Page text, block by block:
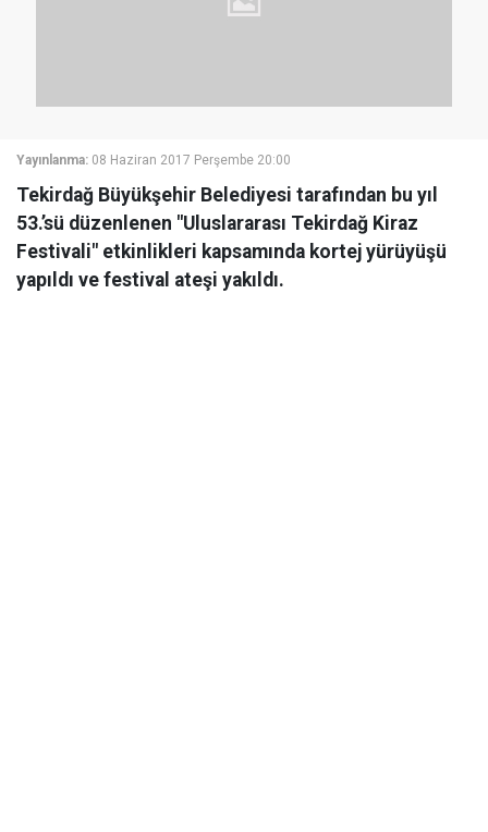
Yayınlanma: 08 Haziran 2017 Perşembe 20:00
Tekirdağ Büyükşehir Belediyesi tarafından bu yıl
53.’sü düzenlenen "Uluslararası Tekirdağ Kiraz
Festivali" etkinlikleri kapsamında kortej yürüyüşü
yapıldı ve festival ateşi yakıldı.